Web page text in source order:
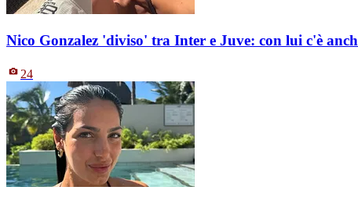
Nico Gonzalez 'diviso' tra Inter e Juve: con lui c'è
24